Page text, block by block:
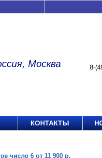
Москва 8-
КОНТАКТЫ
число 6 от 11 900 р.